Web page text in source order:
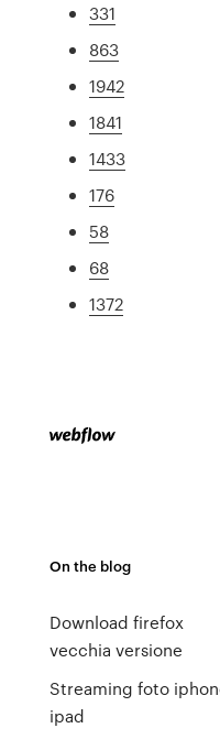
331
863
1942
1841
1433
176
58
68
1372
On the blog
Download firefox
vecchia versione
Streaming foto
ipad